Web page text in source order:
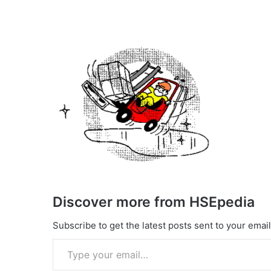
Discover more from HSEpedia
Subscribe to get the latest posts sent to your
Type your email…